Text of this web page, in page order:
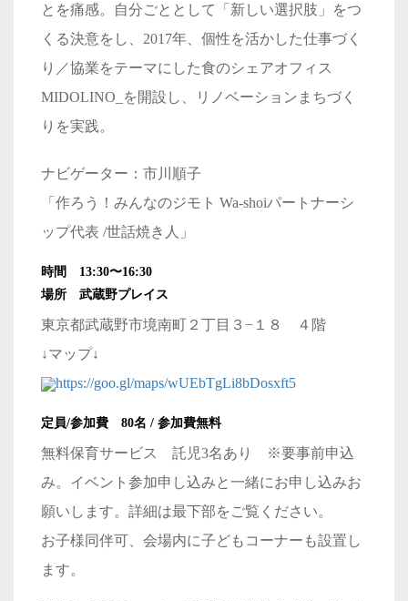
とを痛感。自分ごととして「新しい選択肢」をつ
くる決意をし、2017年、個性を活かした仕事づく
り／協業をテーマにした食のシェアオフィス
MIDOLINO_を開設し、リノベーションまちづく
りを実践。
ナビゲーター：市川順子
「作ろう！みんなのジモト Wa-shoiパートナーシ
ップ代表 /世話焼き人」
時間 13:30〜16:30
場所 武蔵野プレイス
東京都武蔵野市境南町２丁目３−１８ ４階
↓マップ↓
https://goo.gl/maps/wUEbTgLi8bDosxft5
定員/参加費 80名 / 参加費無料
無料保育サービス 託児3名あり ※要事前申込
み。イベント参加申し込みと一緒にお申し込みお
願いします。詳細は最下部をご覧ください。
お子様同伴可、会場内に子どもコーナーも設置し
ます。